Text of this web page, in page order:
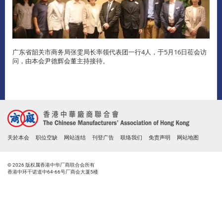
广东省韶关市商务局张雯局长率领代表团一行4人，于5月16日莅会访
问，由本会尹德辉会董主持接待。
关於本会 职位空缺 网站连结 刊登广告 联络我们 免责声明 网站地图
© 2026 版权属香港中华厂商联合会所有
香港中环干诺道中64-66号厂商会大厦5楼